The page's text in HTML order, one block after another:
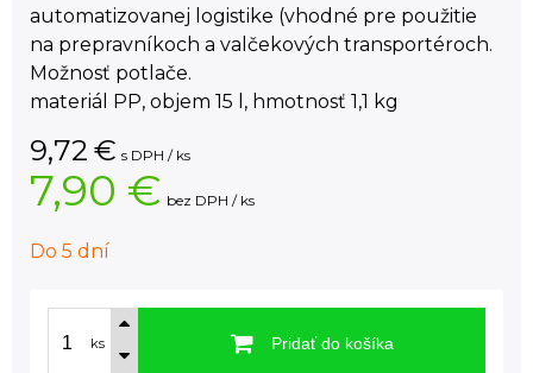
automatizovanej logistike (vhodné pre použitie
na prepravníkoch a valčekových transportéroch.
Možnosť potlače.
materiál PP, objem 15 l, hmotnosť 1,1 kg
9,72 € s DPH / ks
7,90 € bez DPH / ks
Do 5 dní
ks Pridať do košíka